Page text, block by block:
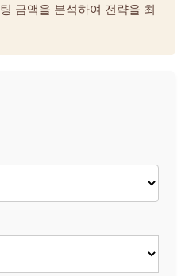
금액을 분석하여 전략을 최